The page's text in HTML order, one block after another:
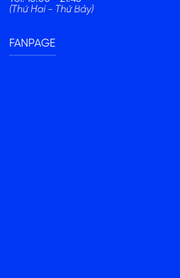
(Thứ Hai - Thứ Bảy)
FANPAGE